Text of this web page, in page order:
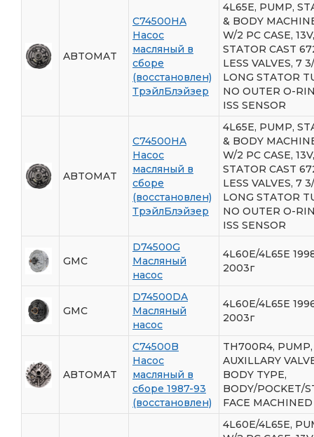
ABTOMAT
C74500HA
Насос
масляный в
сборе
(восстановлен)
ТрэйлБлэйзер
4L65E, PUMP,
& BODY
W/2 PC CASE, 13V,
STATOR CAST
LESS VALVES, 7
LONG STATOR
NO OUTER O-
ISS SENSOR
ABTOMAT
C74500HA
Насос
масляный в
сборе
(восстановлен)
ТрэйлБлэйзер
4L65E, PUMP,
& BODY
W/2 PC CASE, 13V,
STATOR CAST
LESS VALVES, 7
LONG STATOR
NO OUTER O-
ISS SENSOR
GMC
D74500G
Масляный
насос
4L60E/4L65E
2003г
GMC
D74500DA
Масляный
насос
4L60E/4L65E
2003г
ABTOMAT
C74500B
Насос
масляный в
сборе 1987-93
(восстановлен)
TH700R4, PUMP,
AUXILLARY
BODY TYPE,
BODY/POCKET/
FACE MACHINED
4L60E/4L65E,